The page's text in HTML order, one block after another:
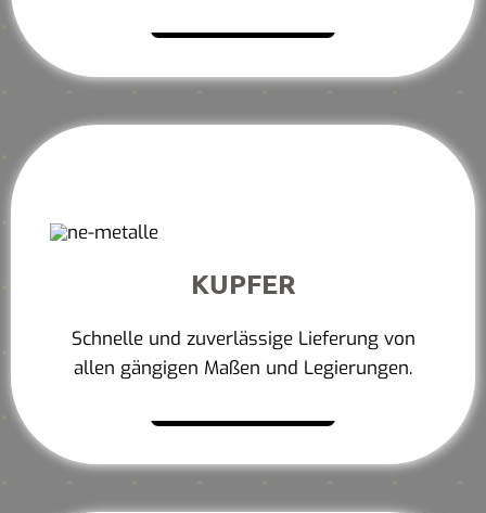
KUPFER
Schnelle und zuverlässige Lieferung von
allen gängigen Maßen und Legierungen.